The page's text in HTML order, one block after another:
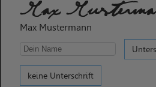
Max
Max Mustermann
keine Unterschrift